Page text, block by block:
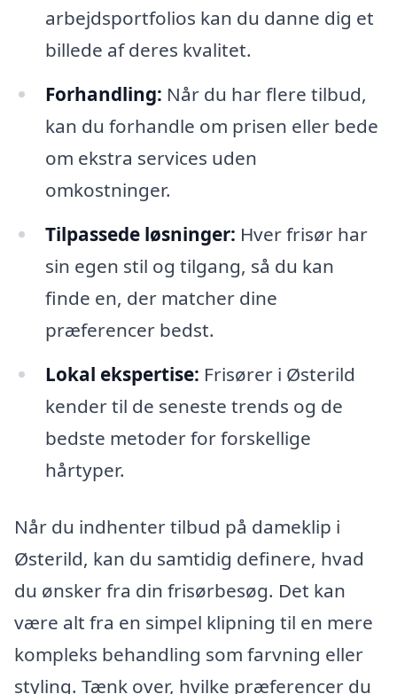
arbejdsportfolios kan du danne dig et
billede af deres kvalitet.
Forhandling: Når du har flere tilbud,
kan du forhandle om prisen eller bede
om ekstra services uden
omkostninger.
Tilpassede løsninger: Hver frisør har
sin egen stil og tilgang, så du kan
finde en, der matcher dine
præferencer bedst.
Lokal ekspertise: Frisører i Østerild
kender til de seneste trends og de
bedste metoder for forskellige
hårtyper.
Når du indhenter tilbud på dameklip i
Østerild, kan du samtidig definere, hvad
du ønsker fra din frisørbesøg. Det kan
være alt fra en simpel klipning til en mere
kompleks behandling som farvning eller
styling. Tænk over, hvilke præferencer du